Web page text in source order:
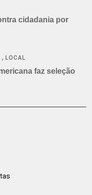
cidadania por
,LOCAL
faz seleção